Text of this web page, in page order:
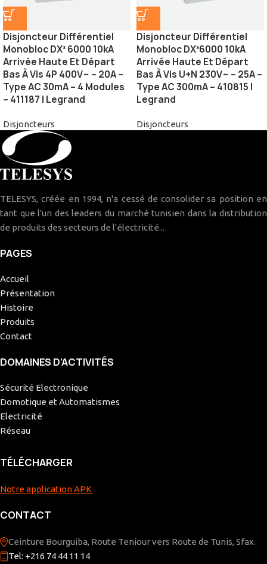
Disjoncteur Différentiel
Monobloc DX³ 6000 10kA
Arrivée Haute Et Départ
Bas À Vis 4P 400V~ – 20A –
Type AC 30mA – 4 Modules
– 411187 | Legrand
Disjoncteurs
Disjoncteur Différentiel
Monobloc DX³6000 10kA
Arrivée Haute Et Départ
Bas À Vis U+N 230V~ – 25A –
Type AC 300mA – 410815 |
Legrand
Disjoncteurs
TELESYS, créée en 1994, n'a cessé de consolider sa position en
tant que l'un des leaders du marché tunisien dans la distribution
de produits des secteurs de l'électricité...
PAGES
Accueil
Présentation
Histoire
Produits
Contact
DOMAINES D’ACTIVITÉS
Sécurité Electronique
Domotique et Automatismes
Electricité
Réseau
TÉLÉCHARGER
Notre application APK
CONTACT
Ceinture Bourguiba, Route Teniour vers Route de Tunis, Sfax.
Tel: +216 74 44 11 14